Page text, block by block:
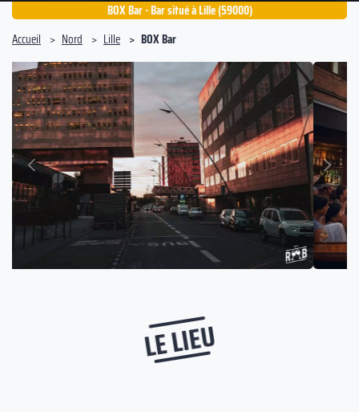
BOX Bar - Bar situé à Lille (59000)
Accueil
Nord Lille BOX Bar
Précédent
Suivant
LE LIEU